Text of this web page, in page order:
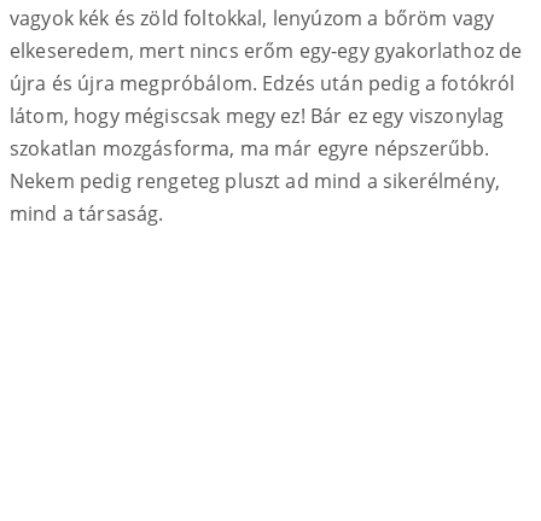
vagyok kék és zöld foltokkal, lenyúzom a bőröm vagy
elkeseredem, mert nincs erőm egy-egy gyakorlathoz de
újra és újra megpróbálom. Edzés után pedig a fotókról
látom, hogy mégiscsak megy ez! Bár ez egy viszonylag
szokatlan mozgásforma, ma már egyre népszerűbb.
Nekem pedig rengeteg pluszt ad mind a sikerélmény,
mind a társaság.